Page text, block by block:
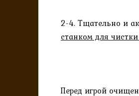
2-4. Тщательно и
станком для
Перед игрой